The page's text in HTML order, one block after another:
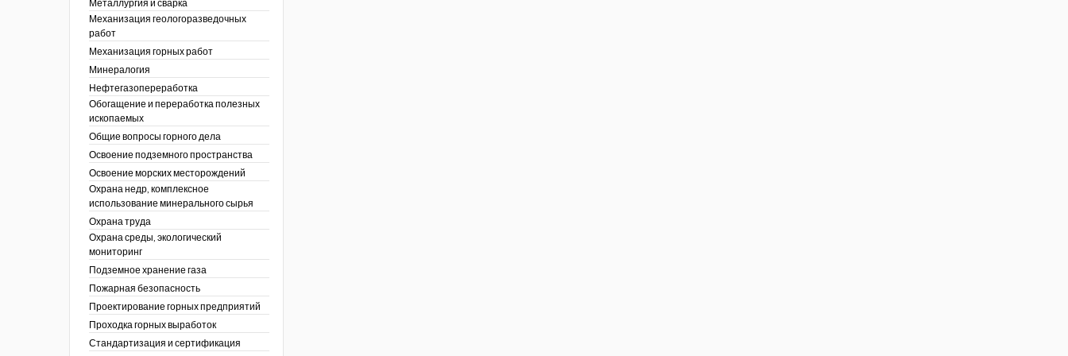
Металлургия и сварка
Механизация геологоразведочных
работ
Механизация горных работ
Минералогия
Нефтегазопереработка
Обогащение и переработка полезных
ископаемых
Общие вопросы горного дела
Освоение подземного пространства
Освоение морских месторождений
Охрана недр, комплексное
использование минерального сырья
Охрана труда
Охрана среды, экологический
мониторинг
Подземное хранение газа
Пожарная безопасность
Проектирование горных предприятий
Проходка горных выработок
Стандартизация и сертификация